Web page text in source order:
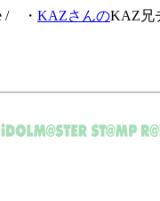
/ ・ KAZさんのKAZ兄